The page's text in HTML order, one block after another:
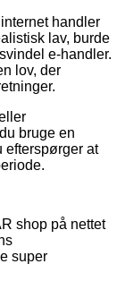
handler
lav, burde
e-handler.
lov, der
bruge en
efterspørger at
shop på nettet
super